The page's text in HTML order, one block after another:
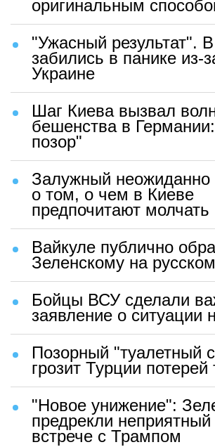
оригинальным
"Ужасный результат".
забились в панике из-
Украине
Шаг Киева вызвал
бешенства в
позор"
Залужный неожиданно
о том, о чем в Киеве
предпочитают молчать
Вайкуле публично
Зеленскому на
Бойцы ВСУ сделали
заявление о ситуации
Позорный "туалетный
грозит Турции потерей
"Новое унижение":
предрекли
встрече с Трампом